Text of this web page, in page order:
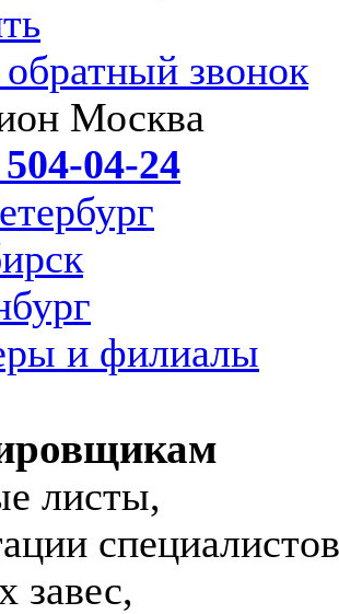
обратный звонок
Москва
04-24
и филиалы
листы,
завес,